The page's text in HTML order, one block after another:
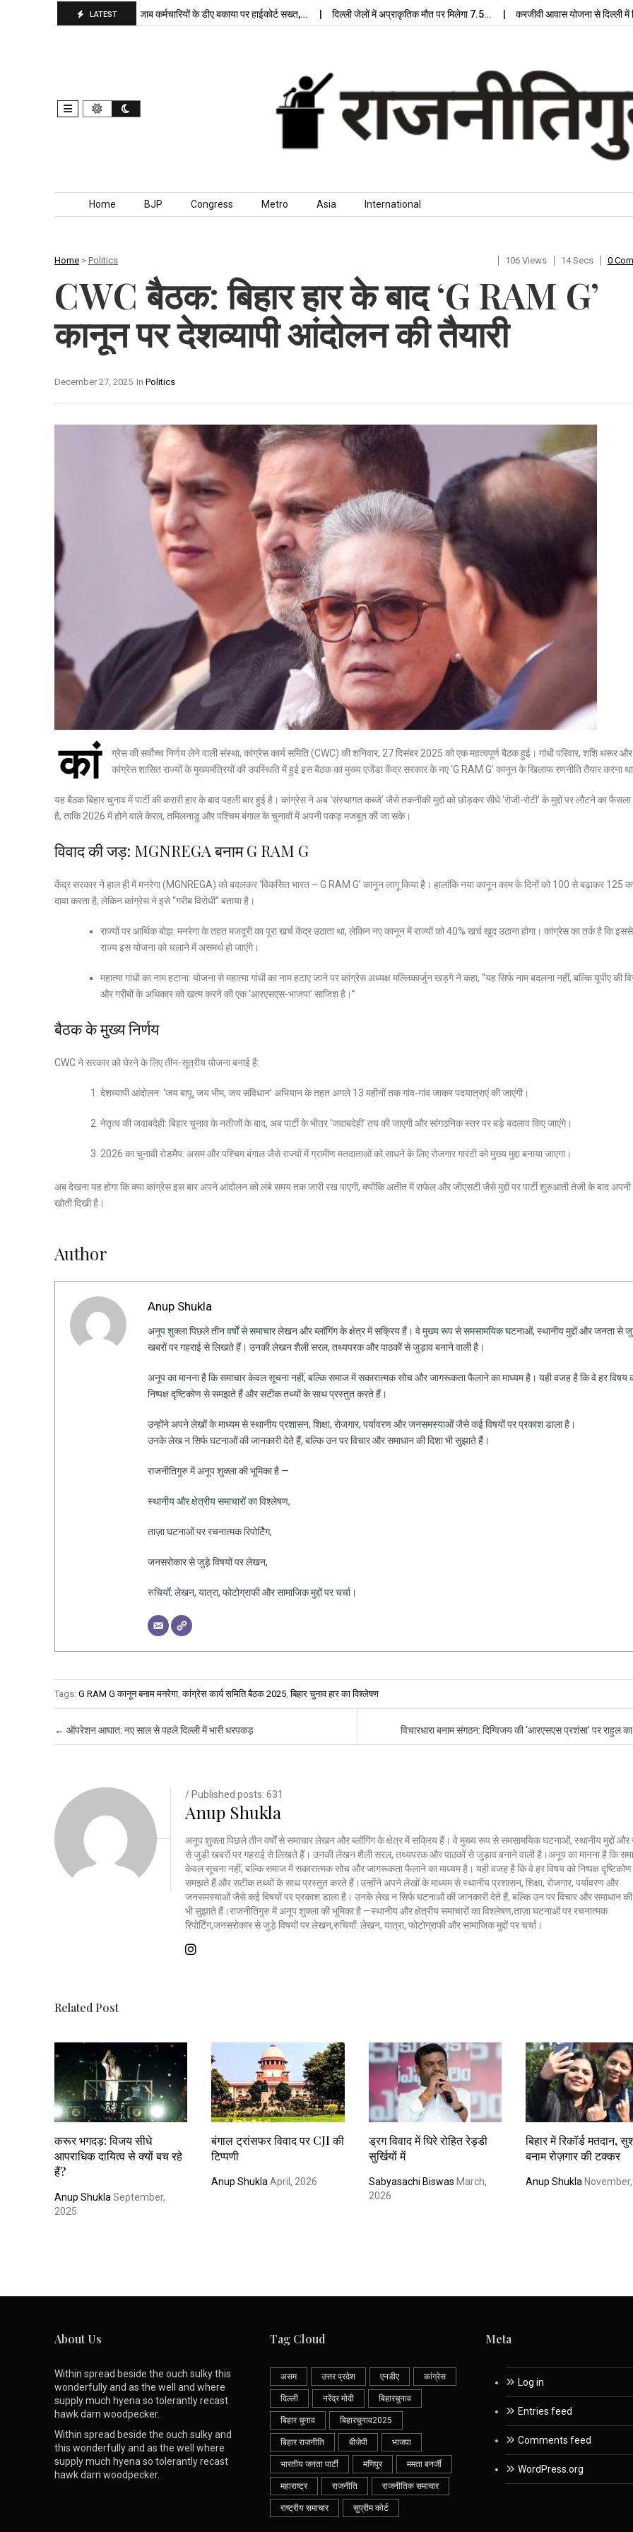
LATEST
बरकरार, बांकीपुर में… पंजाब कर्मचारियों के डीए बकाया पर हाईकोर्ट सख्त,… दिल्ली जेलों में अप्राकृतिक मौत पर मिलेगा 7.5… करजीवी आवास योजना से दिल्ली में
Skip to content
Home BJP Congress Metro Asia International
Home > Politics 106 Views 14 Secs 0
CWC बैठक: बिहार हार के बाद ‘G RAM G’
कानून पर देशव्यापी आंदोलन की तैयारी
In Politics
December 27, 2025
कां ग्रेस की सर्वोच्च निर्णय लेने वाली संस्था, कांग्रेस कार्य समिति (CWC) की शनिवार, 27 दिसंबर 2025 को एक महत्वपूर्ण बैठक हुई। गांधी परिवार, शशि थरूर और
कांग्रेस शासित राज्यों के मुख्यमंत्रियों की उपस्थिति में हुई इस बैठक का मुख्य एजेंडा केंद्र सरकार के नए ‘G RAM G’ कानून के खिलाफ रणनीति तैयार करना
यह बैठक बिहार चुनाव में पार्टी की करारी हार के बाद पहली बार हुई है। कांग्रेस ने अब ‘संस्थागत कब्जे’ जैसे तकनीकी मुद्दों को छोड़कर सीधे ‘रोजी-रोटी’ के मुद्दों पर लौटने का फैसला
है, ताकि 2026 में होने वाले केरल, तमिलनाडु और पश्चिम बंगाल के चुनावों में अपनी पकड़ मजबूत की जा सके।
विवाद की जड़: MGNREGA बनाम G RAM G
केंद्र सरकार ने हाल ही में मनरेगा (MGNREGA) को बदलकर‘विकसित भारत – G RAM G’ कानून लागू किया है। हालांकि नया कानून काम के दिनों को 100 से बढ़ाकर 125
दावा करता है, लेकिन कांग्रेस ने इसे “गरीब विरोधी” बताया है।
राज्यों पर आर्थिक बोझ: मनरेगा के तहत मजदूरी का पूरा खर्च केंद्र उठाता था, लेकिन नए कानून में राज्यों को40% खर्चखुद उठाना होगा। कांग्रेस का तर्क है कि इससे
राज्य इस योजना को चलाने में असमर्थ हो जाएंगे।
महात्मा गांधी का नाम हटाना: योजना से महात्मा गांधी का नाम हटाए जाने पर कांग्रेस अध्यक्ष मल्लिकार्जुन खड़गे ने कहा, “यह सिर्फ नाम बदलना नहीं, बल्कि यूपीए की
और गरीबों के अधिकार को खत्म करने की एक ‘आरएसएस-भाजपा’ साजिश है।”
बैठक के मुख्य निर्णय
CWC ने सरकार को घेरने के लिए तीन-सूत्रीय योजना बनाई है:
देशव्यापी आंदोलन: ‘जय बापू, जय भीम, जय संविधान’ अभियान के तहत अगले 13 महीनों तक गांव-गांव जाकर पदयात्राएं की जाएंगी।
नेतृत्व की जवाबदेही: बिहार चुनाव के नतीजों के बाद, अब पार्टी के भीतर ‘जवाबदेही’ तय की जाएगी और सांगठनिक स्तर पर बड़े बदलाव किए जाएंगे।
2026 का चुनावी रोडमैप: असम और पश्चिम बंगाल जैसे राज्यों में ग्रामीण मतदाताओं को साधने के लिए रोजगार गारंटी को मुख्य मुद्दा बनाया जाएगा।
अब देखना यह होगा कि क्या कांग्रेस इस बार अपने आंदोलन को लंबे समय तक जारी रख पाएगी, क्योंकि अतीत में राफेल और जीएसटी जैसे मुद्दों पर पार्टी शुरुआती तेजी के बाद
खोती दिखी है।
Author
Anup Shukla
अनूप शुक्ला पिछले तीन वर्षों से समाचार लेखन और ब्लॉगिंग के क्षेत्र में सक्रिय हैं। वे मुख्य रूप से समसामयिक घटनाओं, स्थानीय मुद्दों और जनता से
खबरों पर गहराई से लिखते हैं। उनकी लेखन शैली सरल, तथ्यपरक और पाठकों से जुड़ाव बनाने वाली है।
अनूप का मानना है कि समाचार केवल सूचना नहीं, बल्कि समाज में सकारात्मक सोच और जागरूकता फैलाने का माध्यम है। यही वजह है कि वे हर विषय
निष्पक्ष दृष्टिकोण से समझते हैं और सटीक तथ्यों के साथ प्रस्तुत करते हैं।
उन्होंने अपने लेखों के माध्यम से स्थानीय प्रशासन, शिक्षा, रोजगार, पर्यावरण और जनसमस्याओं जैसे कई विषयों पर प्रकाश डाला है।
उनके लेख न सिर्फ घटनाओं की जानकारी देते हैं, बल्कि उन पर विचार और समाधान की दिशा भी सुझाते हैं।
राजनीतिगुरु में अनूप शुक्ला की भूमिका है —
स्थानीय और क्षेत्रीय समाचारों का विश्लेषण,
ताज़ा घटनाओं पर रचनात्मक रिपोर्टिंग,
जनसरोकार से जुड़े विषयों पर लेखन,
रुचियाँ: लेखन, यात्रा, फोटोग्राफी और सामाजिक मुद्दों पर चर्चा।
Tags: G RAM G कानून बनाम मनरेगा ,कांग्रेस कार्य समिति बैठक 2025 ,बिहार चुनाव हार का विश्लेषण
Post navigation
← ऑपरेशन आघात: नए साल से पहले दिल्ली में भारी धरपकड़ विचारधारा बनाम संगठन: दिग्विजय की ‘आरएसएस प्रशंसा’ पर राहुल
/ Published posts: 631
Anup Shukla
अनूप शुक्ला पिछले तीन वर्षों से समाचार लेखन और ब्लॉगिंग के क्षेत्र में सक्रिय हैं। वे मुख्य रूप से समसामयिक घटनाओं, स्थानीय मुद्दों और
से जुड़ी खबरों पर गहराई से लिखते हैं। उनकी लेखन शैली सरल, तथ्यपरक और पाठकों से जुड़ाव बनाने वाली है।अनूप का मानना है कि
केवल सूचना नहीं, बल्कि समाज में सकारात्मक सोच और जागरूकता फैलाने का माध्यम है। यही वजह है कि वे हर विषय को निष्पक्ष
समझते हैं और सटीक तथ्यों के साथ प्रस्तुत करते हैं।उन्होंने अपने लेखों के माध्यम से स्थानीय प्रशासन, शिक्षा, रोजगार, पर्यावरण और
जनसमस्याओं जैसे कई विषयों पर प्रकाश डाला है। उनके लेख न सिर्फ घटनाओं की जानकारी देते हैं, बल्कि उन पर विचार और समाधान की
भी सुझाते हैं।राजनीतिगुरु में अनूप शुक्ला की भूमिका है —स्थानीय और क्षेत्रीय समाचारों का विश्लेषण,ताज़ा घटनाओं पर रचनात्मक
रिपोर्टिंग,जनसरोकार से जुड़े विषयों पर लेखन,रुचियाँ: लेखन, यात्रा, फोटोग्राफी और सामाजिक मुद्दों पर चर्चा।
Related Post
करूर भगदड़: विजय सीधे
आपराधिक दायित्व से क्यों बच रहे
हैं?
Anup Shukla September,
2025
बंगाल ट्रांसफर विवाद पर CJI की
टिप्पणी
Anup Shukla April, 2026
ड्रग विवाद में घिरे रोहित रेड्डी
सुर्खियों में
Sabyasachi Biswas March,
2026
बिहार में रिकॉर्ड मतदान,
बनाम रोज़गार की टक्कर
Anup Shukla
About Us
Within spread beside the ouch sulky this
wonderfully and as the well and where
supply much hyena so tolerantly recast
hawk darn woodpecker.
Within spread beside the ouch sulky and
this wonderfully and as the well where
supply much hyena so tolerantly recast
hawk darn woodpecker.
Tag Cloud
असम उत्तर प्रदेश एनडीए कांग्रेस
दिल्ली नरेंद्र मोदी बिहारचुनाव
बिहार चुनाव बिहारचुनाव2025
बिहार राजनीति बीजेपी भाजपा
भारतीय जनता पार्टी मणिपुर ममता बनर्जी
महाराष्ट्र राजनीति राजनीतिक समाचार
राष्ट्रीय समाचार सुप्रीम कोर्ट
Meta
Log in
Entries feed
Comments feed
WordPress.org